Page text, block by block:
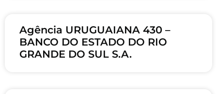
Agência URUGUAIANA 430 –
BANCO DO ESTADO DO RIO
GRANDE DO SUL S.A.